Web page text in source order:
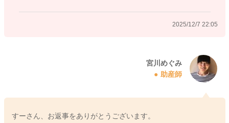
2025/12/7 22:05
宮川めぐみ
助産師
すーさん、お返事をありがとうございます。